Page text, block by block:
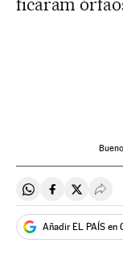
Compartir en
Compartir
Añadir EL PAÍS en